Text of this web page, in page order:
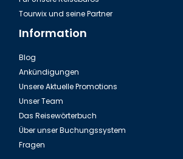
Tourwix und seine Partner
Information
Blog
Ankündigungen
Unsere Aktuelle Promotions
Unser Team
Das Reisewörterbuch
Über unser Buchungssystem
Fragen